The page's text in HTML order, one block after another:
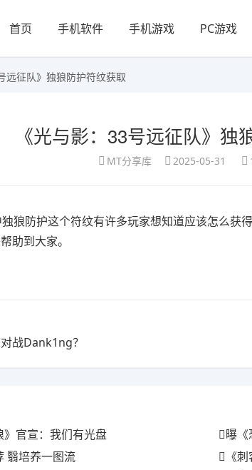
首页 手机软件 手机游戏 PC游戏
远征队》独狼防护符纹获取
《光与影：33号远征队》独
MT分享库 2025-05-31
独狼防护这个符纹有许多玩家想知道应该怎么
助到大家。
战Dank1ng？
官宣：我们有光盘
曝
翳培养一图流
《